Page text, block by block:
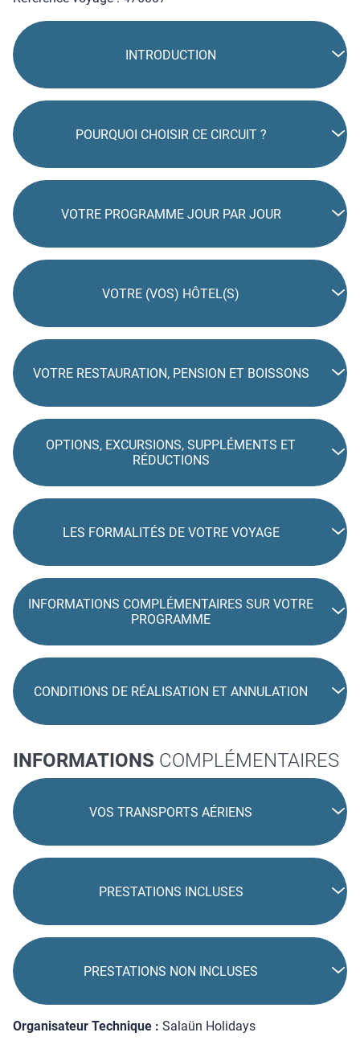
INTRODUCTION
POURQUOI CHOISIR CE CIRCUIT ?
VOTRE PROGRAMME JOUR PAR JOUR
VOTRE (VOS) HÔTEL(S)
VOTRE RESTAURATION, PENSION ET BOISSONS
OPTIONS, EXCURSIONS, SUPPLÉMENTS ET
RÉDUCTIONS
LES FORMALITÉS DE VOTRE VOYAGE
INFORMATIONS COMPLÉMENTAIRES SUR VOTRE
PROGRAMME
CONDITIONS DE RÉALISATION ET ANNULATION
INFORMATIONS COMPLÉMENTAIRES
VOS TRANSPORTS AÉRIENS
PRESTATIONS INCLUSES
PRESTATIONS NON INCLUSES
Organisateur Technique : Salaün Holidays